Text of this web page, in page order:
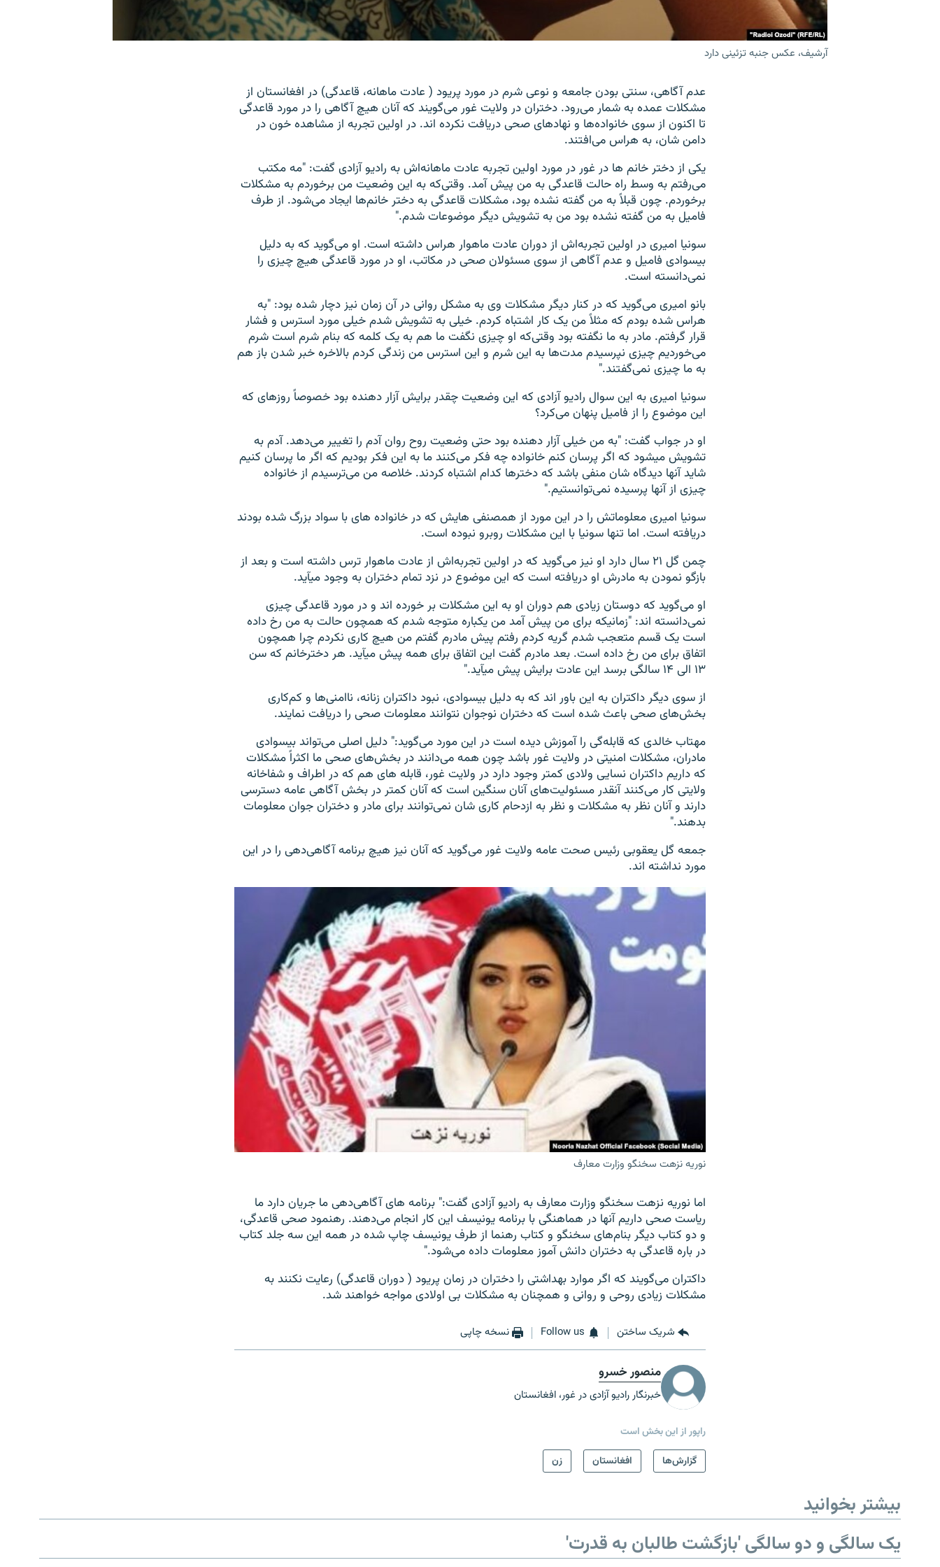
به ما بپیوندید
آرشیف، عکس جنبه تزئینی دارد
عدم آگاهی، سنتی بودن جامعه و نوعی شرم در مورد پریود ( عادت ماهانه، قاعدگی) در افغانستان از
مشکلات عمده به شمار می‌رود. دختران در ولایت غور می‌گویند که آنان هیچ آگاهی را در مورد قاعدگی
تا اکنون از سوی خانواده‌ها و نهادهای صحی دریافت نکرده اند. در اولین تجربه از مشاهده خون در
دامن شان، به هراس می‌افتند.
یکی از دختر خانم ها در غور در مورد اولین تجربه عادت ماهانه‌اش به رادیو آزادی گفت: "مه مکتب
می‌رفتم به وسط راه حالت قاعدگی به من پیش آمد. وقتی‌که به این وضعیت من برخوردم به مشکلات
برخوردم. چون قبلاً به من گفته نشده بود، مشکلات قاعدگی به دختر خانم‌ها ایجاد می‌شود. از طرف
فامیل به من گفته نشده بود من به تشویش دیگر موضوعات شدم."
سونیا امیری در اولین تجربه‌اش از دوران عادت ماهوار هراس داشته است. او می‌گوید که به دلیل
بیسوادی فامیل و عدم آگاهی از سوی مسئولان صحی در مکاتب، او در مورد قاعدگی هیچ چیزی را
نمی‌دانسته است.
بانو امیری می‌گوید که در کنار دیگر مشکلات وی به مشکل روانی در آن زمان نیز دچار شده بود: "به
هراس شده بودم که مثلاً من یک کار اشتباه کردم. خیلی به تشویش شدم خیلی مورد استرس و فشار
قرار گرفتم. مادر به ما نگفته بود وقتی‌که او چیزی نگفت ما هم به یک کلمه که بنام شرم است شرم
می‌خوردیم چیزی نپرسیدم مدت‌ها به این شرم و این استرس من زندگی کردم بالاخره خبر شدن باز هم
به ما چیزی نمی‌گفتند."
سونیا امیری به این سوال رادیو آزادی که این وضعیت چقدر برایش آزار دهنده بود خصوصاً روزهای که
این موضوع را از فامیل پنهان می‌کرد؟
او در جواب گفت: "به من خیلی آزار دهنده بود حتی وضعیت روح روان آدم را تغییر می‌دهد. آدم به
تشویش میشود که اگر پرسان کنم خانواده چه فکر می‌کنند ما به این فکر بودیم که اگر ما پرسان کنیم
شاید آنها دیدگاه شان منفی باشد که دخترها کدام اشتباه کردند. خلاصه من می‌ترسیدم از خانواده
چیزی از آنها پرسیده نمی‌توانستیم."
سونیا امیری معلوماتش را در این مورد از همصنفی هایش که در خانواده های با سواد بزرگ شده بودند
دریافته است. اما تنها سونیا با این مشکلات روبرو نبوده است.
چمن گل ۲۱ سال دارد او نیز می‌گوید که در اولین تجربه‌اش از عادت ماهوار ترس داشته است و بعد از
بازگو نمودن به مادرش او دریافته است که این موضوع در نزد تمام دختران به وجود میآید.
او می‌گوید که دوستان زیادی هم دوران او به این مشکلات بر خورده اند و در مورد قاعدگی چیزی
نمی‌دانسته اند: "زمانیکه برای من پیش آمد من یکباره متوجه شدم که همچون حالت به من رخ داده
است یک قسم متعجب شدم گریه کردم رفتم پیش مادرم گفتم من هیچ کاری نکردم چرا همچون
اتفاق برای من رخ داده است. بعد مادرم گفت این اتفاق برای همه پیش میآید. هر دخترخانم که سن
۱۳ الی ۱۴ سالگی برسد این عادت برایش پیش میآید."
از سوی دیگر داکتران به این باور اند که به دلیل بیسوادی، نبود داکتران زنانه، ناامنی‌ها و کم‌کاری
بخش‌های صحی باعث شده است که دختران نوجوان نتوانند معلومات صحی را دریافت نمایند.
مهتاب خالدی که قابله‌گی را آموزش دیده است در این مورد می‌گوید:" دلیل اصلی می‌تواند بیسوادی
مادران، مشکلات امنیتی در ولایت غور باشد چون همه می‌دانند در بخش‌های صحی ما اکثراً مشکلات
که داریم داکتران نسایی ولادی کمتر وجود دارد در ولایت غور، قابله های هم که در اطراف و شفاخانه
ولایتی کار می‌کنند آنقدر مسئولیت‌های آنان سنگین است که آنان کمتر در بخش آگاهی عامه دسترسی
دارند و آنان نظر به مشکلات و نظر به ازدحام کاری شان نمی‌توانند برای مادر و دختران جوان معلومات
بدهند."
جمعه گل یعقوبی رئیس صحت عامه ولایت غور می‌گوید که آنان نیز هیچ برنامه آگاهی‌دهی را در این
مورد نداشته اند.
نوریه نزهت سخنگو وزارت معارف
اما نوریه نزهت سخنگو وزارت معارف به رادیو آزادی گفت:" برنامه های آگاهی‌دهی ما جریان دارد ما
ریاست صحی داریم آنها در هماهنگی با برنامه یونیسف این کار انجام می‌دهند. رهنمود صحی قاعدگی،
و دو کتاب دیگر بنام‌های سخنگو و کتاب رهنما از طرف یونیسف چاپ شده در همه این سه جلد کتاب
در باره قاعدگی به دختران دانش آموز معلومات داده می‌شود."
داکتران می‌گویند که اگر موارد بهداشتی را دختران در زمان پریود ( دوران قاعدگی) رعایت نکنند به
مشکلات زیادی روحی و روانی و همچنان به مشکلات بی اولادی مواجه خواهند شد.
شریک ساختن Follow us نسخه چاپی
منصور خسرو
خبرنگار رادیو آزادی در غور، افغانستان
راپور از این بخش است
گزارش‌ها
افغانستان زن
بیشتر بخوانید
یک سالگی و دو سالگی 'بازگشت طالبان به قدرت'